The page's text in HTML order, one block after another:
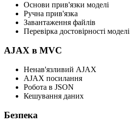
Основи прив'язки моделі
Ручна прив'язка
Завантаження файлів
Перевірка достовірності моделі
AJAX в MVC
Ненав'язливий AJAX
AJAX посилання
Робота в JSON
Кешування даних
Безпека